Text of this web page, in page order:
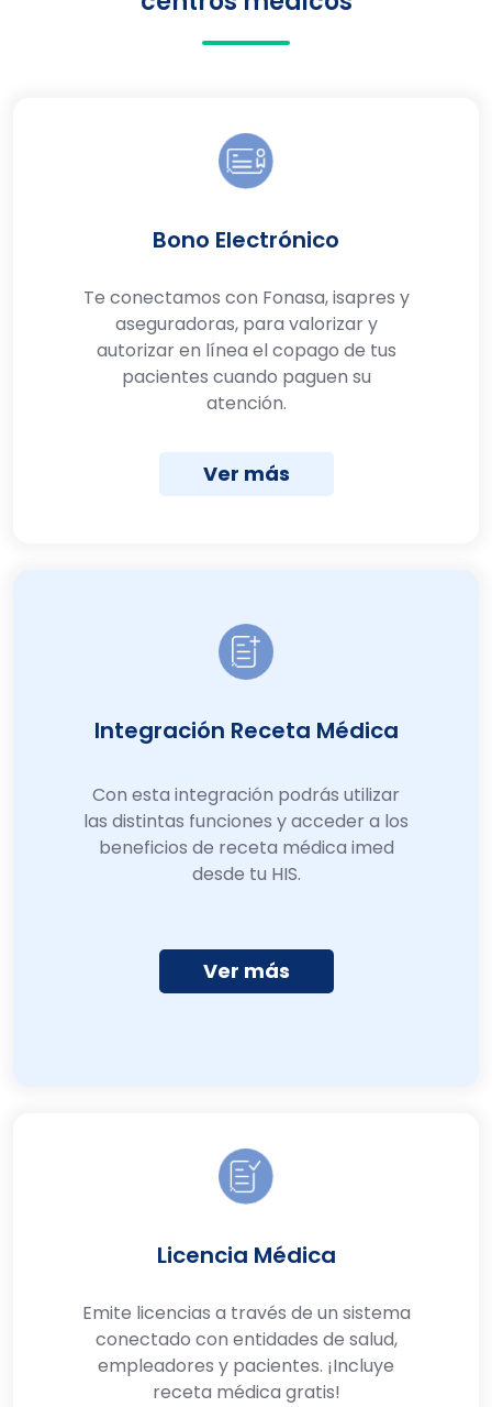
Bono Electrónico
Te conectamos con Fonasa, isapres y
aseguradoras, para valorizar y
autorizar en línea el copago de tus
pacientes cuando paguen su
atención.
Ver más
Integración Receta Médica
Con esta integración podrás utilizar
las distintas funciones y acceder a los
beneficios de receta médica imed
desde tu HIS.
Ver más
Licencia Médica
Emite licencias a través de un sistema
conectado con entidades de salud,
empleadores y pacientes. ¡Incluye
receta médica gratis!